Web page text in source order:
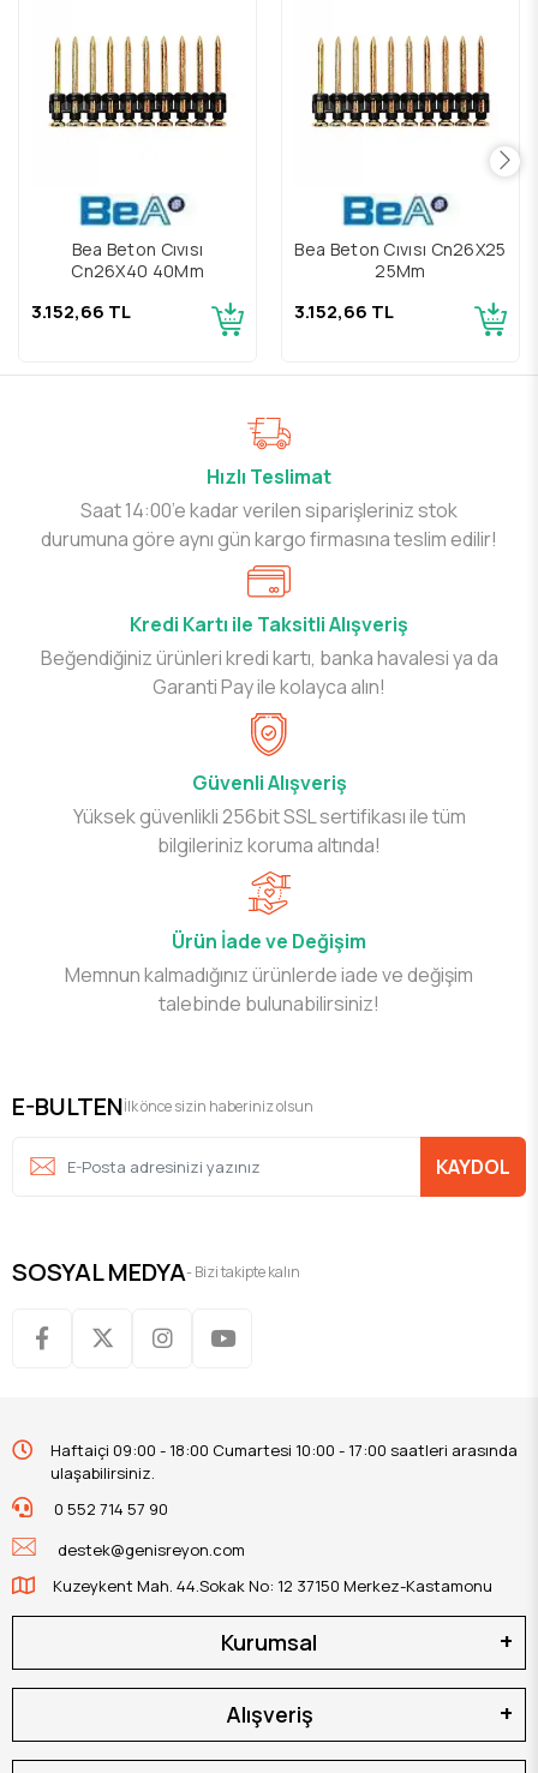
Bea Beton Cıvısı
Cn26X40 40Mm
3.152,66 TL
Bea Beton Cıvısı Cn26X25
25Mm
3.152,66 TL
Hızlı Teslimat
Saat 14:00’e kadar verilen siparişleriniz stok
durumuna göre aynı gün kargo firmasına teslim edilir!
Kredi Kartı ile Taksitli Alışveriş
Beğendiğiniz ürünleri kredi kartı, banka havalesi ya da
Garanti Pay ile kolayca alın!
Güvenli Alışveriş
Yüksek güvenlikli 256bit SSL sertifikası ile tüm
bilgileriniz koruma altında!
Ürün İade ve Değişim
Memnun kalmadığınız ürünlerde iade ve değişim
talebinde bulunabilirsiniz!
E-BULTENİlk önce sizin haberiniz olsun
KAYDOL
SOSYAL MEDYA- Bizi takipte kalın
Haftaiçi 09:00 - 18:00 Cumartesi 10:00 - 17:00 saatleri arasında
ulaşabilirsiniz.
0 552 714 57 90
destek@genisreyon.com
Kuzeykent Mah. 44.Sokak No: 12 37150 Merkez-Kastamonu
Kurumsal
Alışveriş